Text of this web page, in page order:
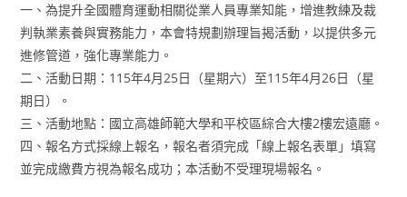
一、為提升全國體育運動相關從業人員專業知能，增進教練及裁
判執業素養與實務能力，本會特規劃辦理旨揭活動，以提供多元
進修管道，強化專業能力。
二、活動日期：115年4月25日（星期六）至115年4月26日（星
期日）。
三、活動地點：國立高雄師範大學和平校區綜合大樓2樓宏遠廳。
四、報名方式採線上報名，報名者須完成「線上報名表單」填寫
並完成繳費方視為報名成功；本活動不受理現場報名。